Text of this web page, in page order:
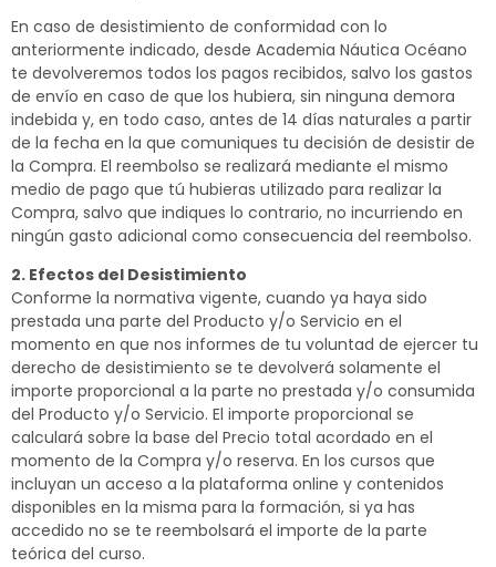
En caso de desistimiento de conformidad con lo
anteriormente indicado, desde Academia Náutica Océano
te devolveremos todos los pagos recibidos, salvo los gastos
de envío en caso de que los hubiera, sin ninguna demora
indebida y, en todo caso, antes de 14 días naturales a partir
de la fecha en la que comuniques tu decisión de desistir de
la Compra. El reembolso se realizará mediante el mismo
medio de pago que tú hubieras utilizado para realizar la
Compra, salvo que indiques lo contrario, no incurriendo en
ningún gasto adicional como consecuencia del reembolso.
2. Efectos del Desistimiento
Conforme la normativa vigente, cuando ya haya sido
prestada una parte del Producto y/o Servicio en el
momento en que nos informes de tu voluntad de ejercer tu
derecho de desistimiento se te devolverá solamente el
importe proporcional a la parte no prestada y/o consumida
del Producto y/o Servicio. El importe proporcional se
calculará sobre la base del Precio total acordado en el
momento de la Compra y/o reserva. En los cursos que
incluyan un acceso a la plataforma online y contenidos
disponibles en la misma para la formación, si ya has
accedido no se te reembolsará el importe de la parte
teórica del curso.